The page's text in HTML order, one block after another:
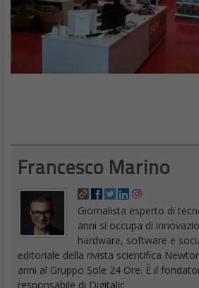
Francesco Marino
editoriale della rivista scientifica
anni al Gruppo Sole 24 Ore. È il
responsabile di Digitalic